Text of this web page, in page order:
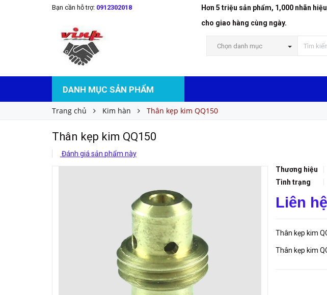
Bạn cần hỗ trợ: 0912302018
Hơn 5 triệu sản phẩm, 1,000 nhãn
cho giao hàng cùng ngày.
Chọn danh mục
DANH MỤC SẢN PHẨM
Trang chủ Kim hàn Thân kẹp kim QQ150
Thân kẹp kim QQ150
Đánh giá sản phẩm này
Thương hiệu
Tình trạng
Liên hệ
Thân kẹp kim
Thân kẹp kim
Thân kẹp kim QQ150